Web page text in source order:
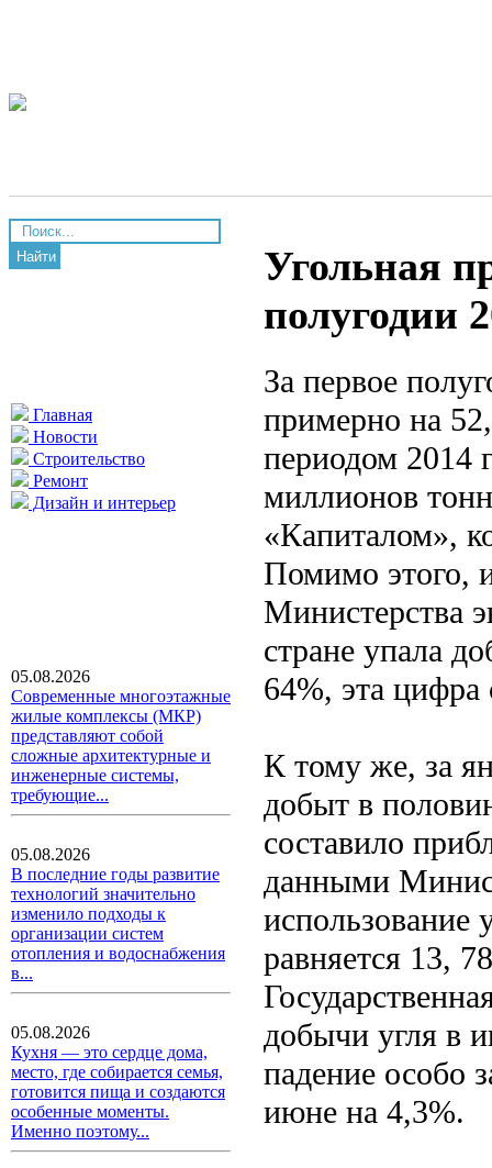
Найти
Главная
Новости
Строительство
Ремонт
Дизайн и интерьер
05.08.2026
Современные многоэтажные
жилые комплексы (МКР)
представляют собой
сложные архитектурные и
инженерные системы,
требующие...
05.08.2026
В последние годы развитие
технологий значительно
изменило подходы к
организации систем
отопления и водоснабжения
в...
05.08.2026
Кухня — это сердце дома,
место, где собирается семья,
готовится пища и создаются
особенные моменты.
Именно поэтому...
Угольная
полугодии
За первое
примерно на
периодом 2014
миллионов
«Капиталом»,
Помимо этого,
Министерства
стране упала
64%, эта цифра
К тому же, за
добыт в
составило
данными
использование
равняется 13,
добычи угля в
падение особо
июне на 4,3%.